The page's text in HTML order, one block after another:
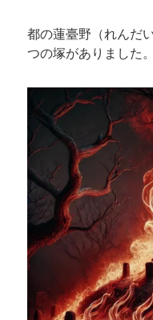
都の蓮臺野（れんだ
つの塚がありました。